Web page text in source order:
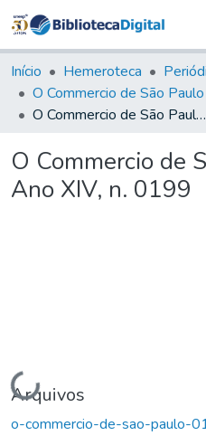
&
Início Hemeroteca
O Commercio de São Paulo
O Commercio de São Paulo, 1907, Ano XIV, n. 0199
O Commercio de
Ano XIV, n. 0199
Carregando...
Arquivos
o-commercio-de-sao-paulo-